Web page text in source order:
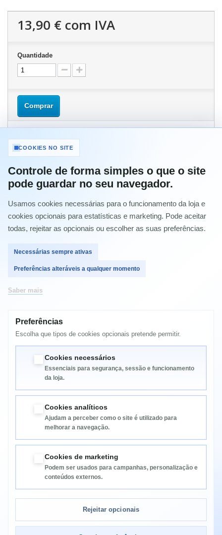
13,90 € com IVA
Quantidade
Comprar
MAIS INFORMAÇÃO
TONER CLP-504S / 415 / 4195 AZUL
Compatível com:
Samsung CLP-415N
Samsung CLX-4100
Samsung CLX-4195FW
Samsung Xpress SL-C1860FW
Samsung Xpress SL-C1800
Informação
Categorias
Informação da Loja
COOKIES NO SITE
Controle de forma simples o que o site
pode guardar no seu navegador.
Usamos cookies necessárias para o funcionamento da loja e
cookies opcionais para estatísticas e marketing. Pode aceitar
todas, rejeitar as opcionais ou escolher as suas preferências.
Necessárias sempre ativas
Preferências alteráveis a qualquer momento
Saber mais
Preferências
Escolha que tipos de cookies opcionais pretende permitir.
Cookies necessários
Essenciais para segurança, sessão e funcionamento
da loja.
Cookies analíticos
Ajudam a perceber como o site é utilizado para
melhorar a navegação.
Cookies de marketing
Podem ser usados para campanhas, personalização e
conteúdos externos.
Rejeitar opcionais